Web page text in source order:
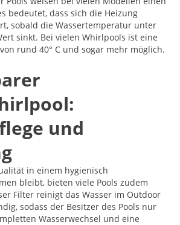
bedeutet, dass sich die Heizung
sobald die Wassertemperatur unter
sinkt. Bei vielen Whirlpools ist eine
rund 40° C und sogar mehr möglich.
und
in einem hygienisch
bleibt, bieten viele Pools zudem
Filter reinigt das Wasser im Outdoor
sodass der Besitzer des Pools nur
Wasserwechsel und eine